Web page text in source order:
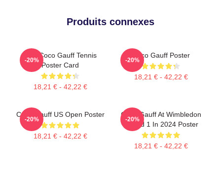
Produits connexes
Cori Coco Gauff Tennis
Poster Card
18,21 € - 42,22 €
-20%
Coco Gauff Poster
18,21 € - 42,22 €
-20%
Coco Gauff US Open Poster
18,21 € - 42,22 €
-20%
Coco Gauff At Wimbledon
Round 1 In 2024 Poster
18,21 € - 42,22 €
-20%